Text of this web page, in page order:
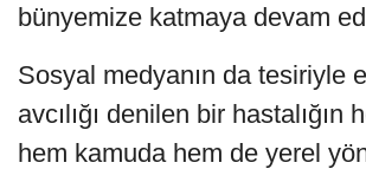
bünyemize katmaya devam
Sosyal medyanın da tesiriyle
avcılığı denilen bir hastalığın
hem kamuda hem de yerel